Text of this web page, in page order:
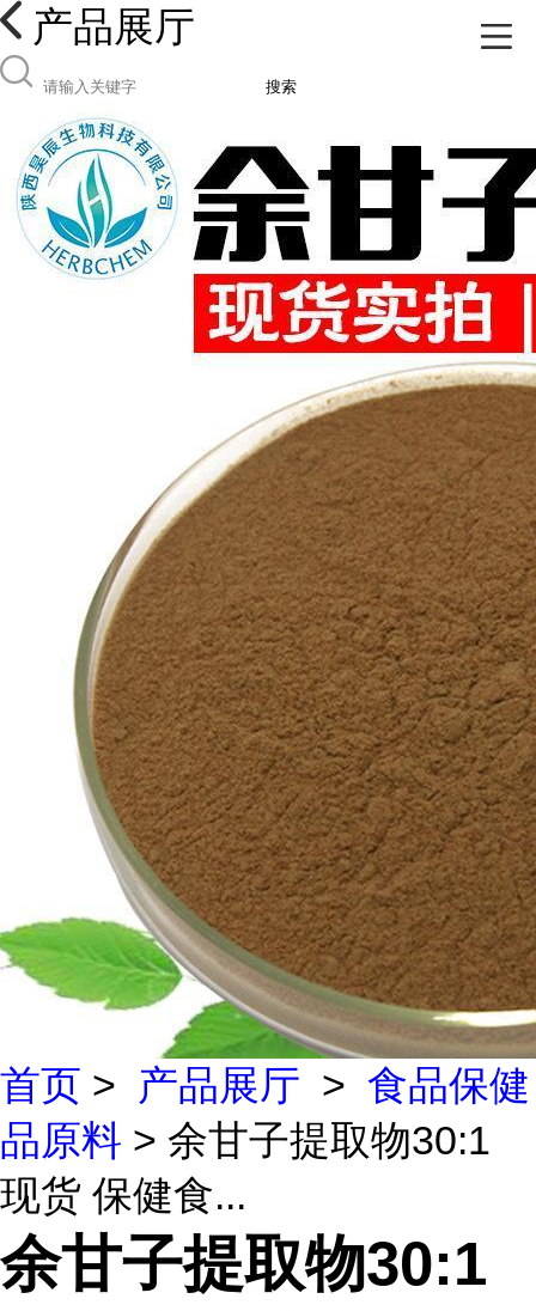
产品展厅
搜索
首页 > 产品展厅 > 食品保健
品原料 > 余甘子提取物30:1
现货 保健食...
余甘子提取物30:1